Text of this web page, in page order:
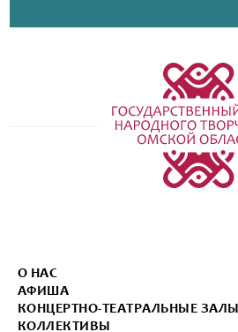
О НАС
АФИША
КОНЦЕРТНО-ТЕАТРАЛЬНЫЕ ЗАЛЫ
КОЛЛЕКТИВЫ